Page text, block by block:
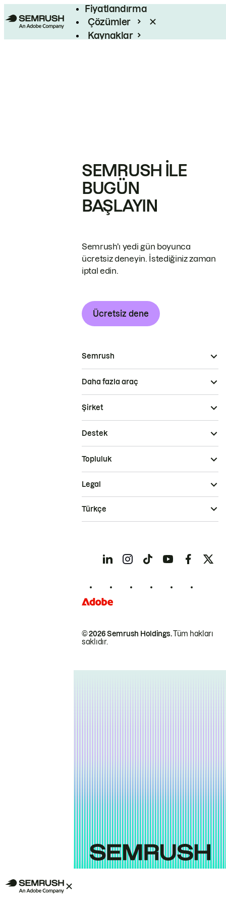
Fiyatlandırma
Çözümler
Kaynaklar
SEMRUSH ILE
BUGÜN
BAŞLAYIN
Semrush'ı yedi gün boyunca
ücretsiz deneyin. İstediğiniz zaman
iptal edin.
Ücretsiz dene
Semrush
Daha fazla araç
Şirket
Destek
Topluluk
© 2026 Semrush Holdings.Tüm hakları
saklıdır.
Legal
Türkçe